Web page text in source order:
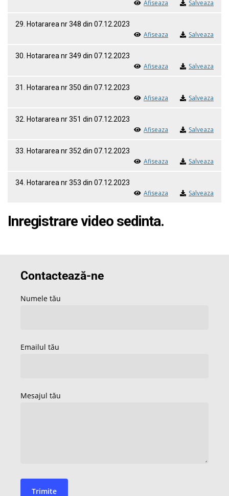
Afiseaza Salveaza
29. Hotararea nr 348 din 07.12.2023
Afiseaza Salveaza
30. Hotararea nr 349 din 07.12.2023
Afiseaza Salveaza
31. Hotararea nr 350 din 07.12.2023
Afiseaza Salveaza
32. Hotararea nr 351 din 07.12.2023
Afiseaza Salveaza
33. Hotararea nr 352 din 07.12.2023
Afiseaza Salveaza
34. Hotararea nr 353 din 07.12.2023
Afiseaza Salveaza
Inregistrare video sedinta.